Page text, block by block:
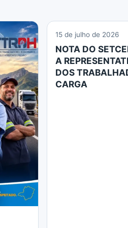
15 de julho de 2026
NOTA DO
A
DOS
CARGA